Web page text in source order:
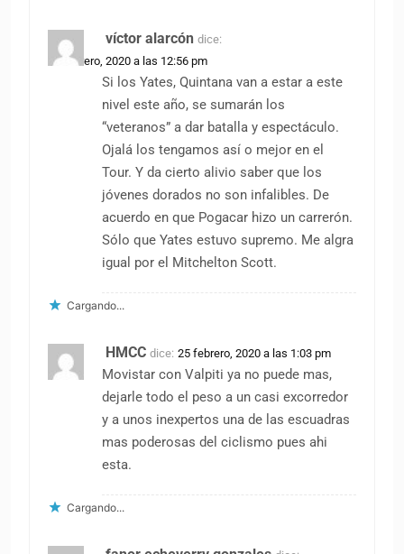
víctor alarcón dice:
25 febrero, 2020 a las 12:56 pm
Si los Yates, Quintana van a estar a este
nivel este año, se sumarán los
“veteranos” a dar batalla y espectáculo.
Ojalá los tengamos así o mejor en el
Tour. Y da cierto alivio saber que los
jóvenes dorados no son infalibles. De
acuerdo en que Pogacar hizo un carrerón.
Sólo que Yates estuvo supremo. Me algra
igual por el Mitchelton Scott.
Cargando...
HMCC dice: 25 febrero, 2020 a las 1:03 pm
Movistar con Valpiti ya no puede mas,
dejarle todo el peso a un casi excorredor
y a unos inexpertos una de las escuadras
mas poderosas del ciclismo pues ahi
esta.
Cargando...